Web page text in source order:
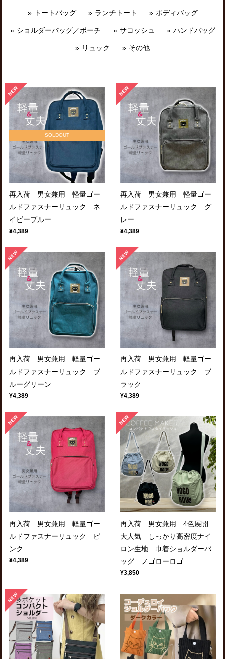
トートバッグ ランチトート ボディバッグ
ショルダーバッグ／ポーチ サコッシュ ハンドバッグ
リュック その他
SOLDOUT
再入荷 男女兼用 軽量ゴー
ルドファスナーリュック ネ
イビーブルー
¥4,389
再入荷 男女兼用 軽量ゴー
ルドファスナーリュック グ
レー
¥4,389
再入荷 男女兼用 軽量ゴー
ルドファスナーリュック ブ
ルーグリーン
¥4,389
再入荷 男女兼用 軽量ゴー
ルドファスナーリュック ブ
ラック
¥4,389
再入荷 男女兼用 軽量ゴー
ルドファスナーリュック ピ
ンク
¥4,389
再入荷 男女兼用 4色展開
大人気 しっかり高密度ナイ
ロン生地 巾着ショルダーバ
ッグ ノゴローロゴ
¥3,850